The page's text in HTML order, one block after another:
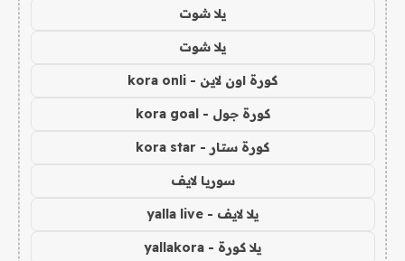
يلا شوت
يلا شوت
كورة اون لاين - kora onli
كورة جول - kora goal
كورة ستار - kora star
سوريا لايف
يلا لايف - yalla live
يلا كورة - yallakora